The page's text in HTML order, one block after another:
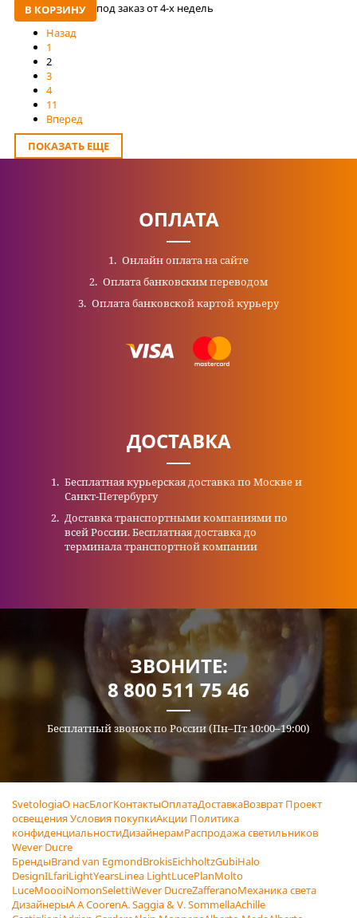
В КОРЗИНУ
под заказ от 4-x недель
Назад
1
2
3
4
11
Вперед
ПОКАЗАТЬ ЕЩЕ
ОПЛАТА
Онлайн оплата на сайте
Оплата банковским переводом
Оплата банковской картой курьеру
ДОСТАВКА
Бесплатная курьерская доставка по Москве и
Санкт-Петербургу
Доставка транспортными компаниями по
всей России. Бесплатная доставка до
терминала транспортной компании
ЗВОНИТЕ:
8 800 511 75 46
Бесплатный звонок по России (Пн–Пт 10:00–19:00)
SvetologiaО насБлогКонтактыОплатаДоставкаВозврат Проект
освещенияУсловия покупкиАкции Политика
конфиденциальностиДизайнерамРаспродажа светильников
Wever Ducre
БрендыBrand van EgmondBrokisEichholtzGubiHalo
DesignILfariLightYearsLinea LightLucePlanMolto
LuceMoooiNomonSelettiWever DucreZafferanoМеханика света
ДизайнерыA A CoorenA. Saggia & V. SommellaAchille